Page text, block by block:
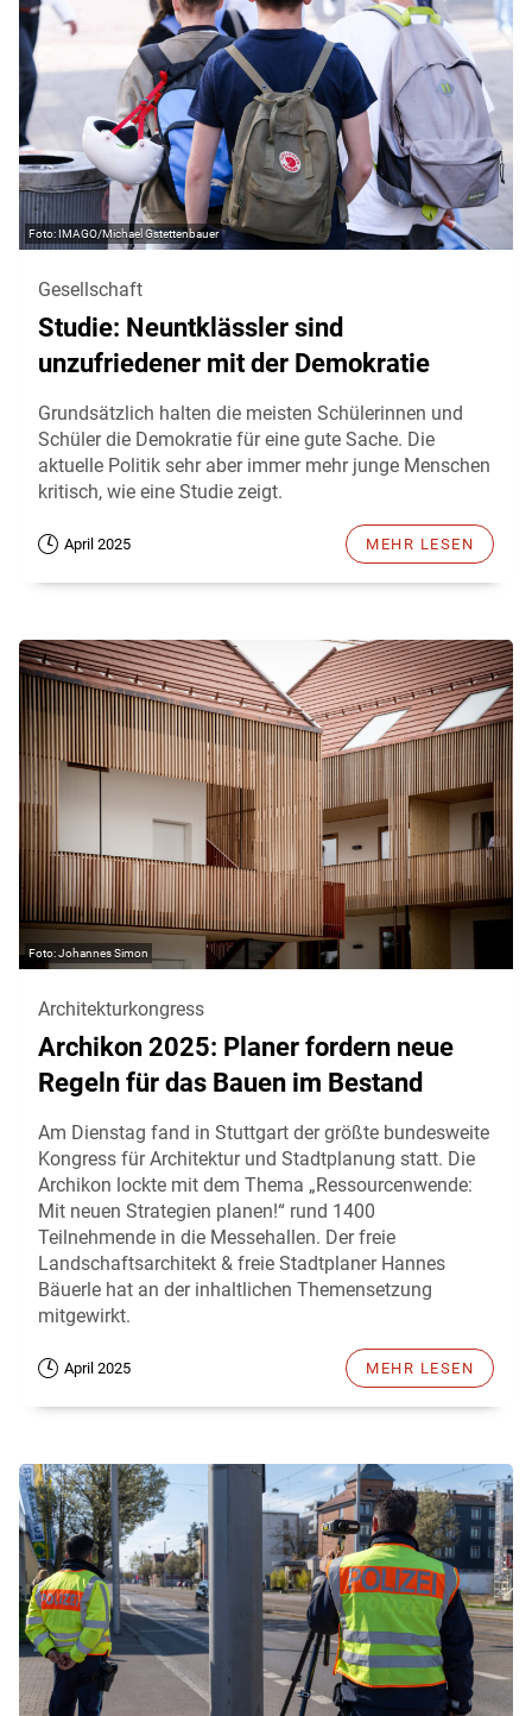
IMAGO/Michael Gstettenbauer
Gesellschaft
Studie: Neuntklässler sind
unzufriedener mit der Demokratie
Grundsätzlich halten die meisten Schülerinnen und
Schüler die Demokratie für eine gute Sache. Die
aktuelle Politik sehr aber immer mehr junge Menschen
kritisch, wie eine Studie zeigt.
April 2025 MEHR LESEN
Johannes Simon
Architekturkongress
Archikon 2025: Planer fordern neue
Regeln für das Bauen im Bestand
Am Dienstag fand in Stuttgart der größte bundesweite
Kongress für Architektur und Stadtplanung statt. Die
Archikon lockte mit dem Thema „Ressourcenwende:
Mit neuen Strategien planen!“ rund 1400
Teilnehmende in die Messehallen. Der freie
Landschaftsarchitekt & freie Stadtplaner Hannes
Bäuerle hat an der inhaltlichen Themensetzung
mitgewirkt.
April 2025 MEHR LESEN